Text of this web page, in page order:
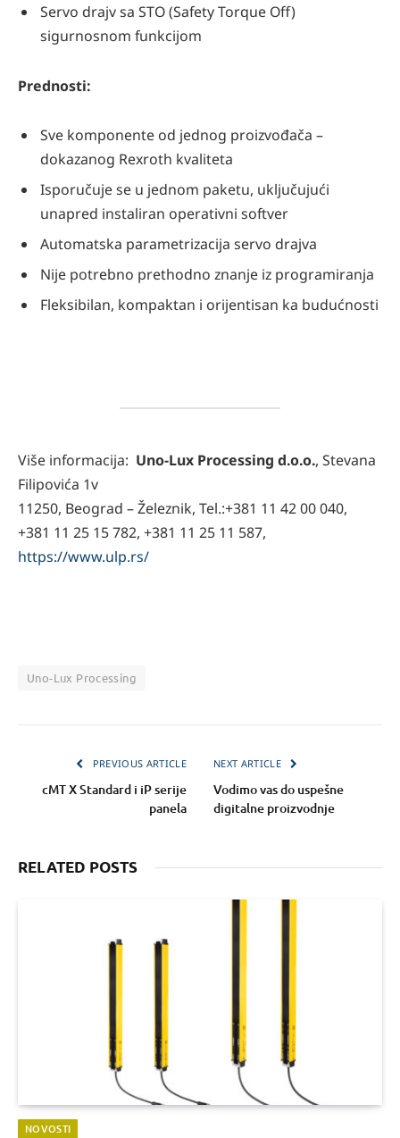
Servo drajv sa STO (Safety Torque Off)
sigurnosnom funkcijom
Prednosti:
Sve komponente od jednog proizvođača –
dokazanog Rexroth kvaliteta
Isporučuje se u jednom paketu, uključujući
unapred instaliran operativni softver
Automatska parametrizacija servo drajva
Nije potrebno prethodno znanje iz programiranja
Fleksibilan, kompaktan i orijentisan ka budućnosti
Više informacija: Uno-Lux Processing d.o.o., Stevana
Filipovića 1v
11250, Beograd – Železnik, Tel.:+381 11 42 00 040,
+381 11 25 15 782, +381 11 25 11 587,
https://www.ulp.rs/
Uno-Lux Processing
PREVIOUS ARTICLE
cMT X Standard i iP serije
panela
NEXT ARTICLE
Vodimo vas do uspešne
digitalne proizvodnje
RELATED POSTS
NOVOSTI